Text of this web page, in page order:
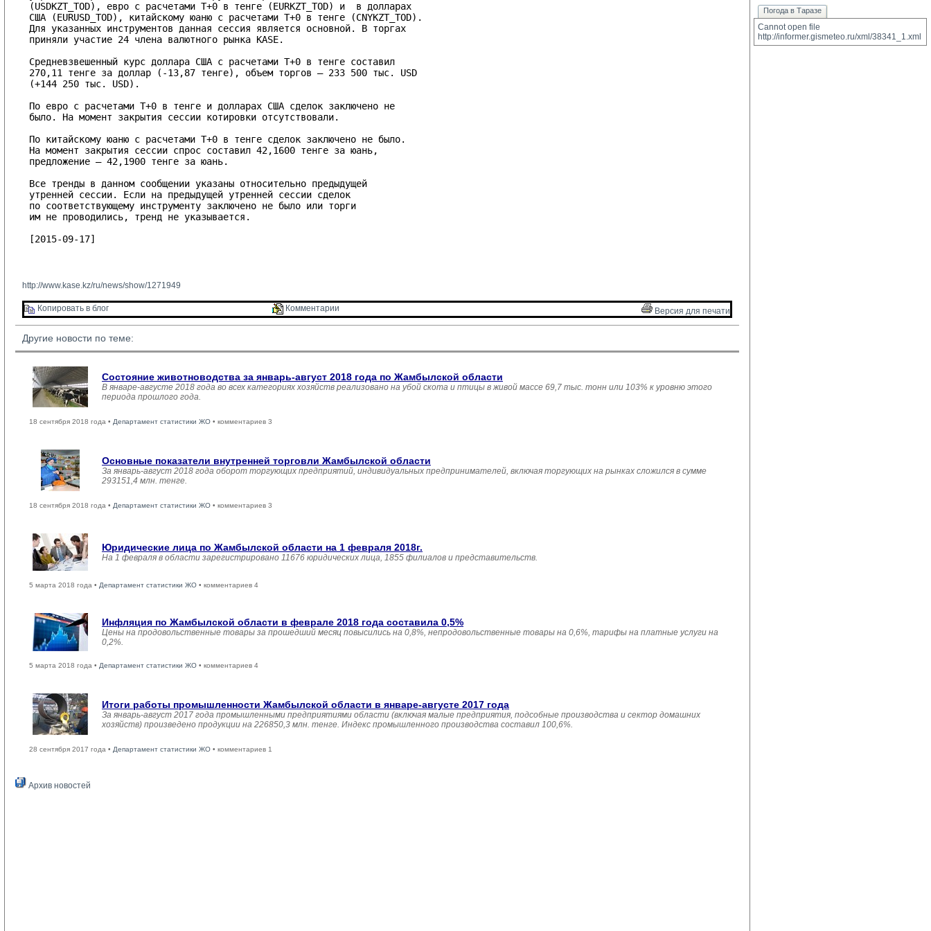
(USDKZT_TOD), евро с расчетами T+0 в тенге (EURKZT_TOD) и  в долларах
США (EURUSD_TOD), китайскому юаню с расчетами T+0 в тенге (CNYKZT_TOD).
Для указанных инструментов данная сессия является основной. В торгах
приняли участие 24 члена валютного рынка KASE.
Средневзвешенный курс доллара США с расчетами T+0 в тенге составил
270,11 тенге за доллар (-13,87 тенге), объем торгов – 233 500 тыс. USD
(+144 250 тыс. USD).
По евро с расчетами T+0 в тенге и долларах США сделок заключено не
было. На момент закрытия сессии котировки отсутствовали.
По китайскому юаню с расчетами T+0 в тенге сделок заключено не было.
На момент закрытия сессии спрос составил 42,1600 тенге за юань,
предложение – 42,1900 тенге за юань.
Все тренды в данном сообщении указаны относительно предыдущей
утренней сессии. Если на предыдущей утренней сессии сделок
по соответствующему инструменту заключено не было или торги
им не проводились, тренд не указывается.
[2015-09-17]
http://www.kase.kz/ru/news/show/1271949
Копировать в блог Комментарии Версия для печати
Другие новости по теме:
Состояние животноводства за январь-август 2018 года по Жамбылской области
В январе-августе 2018 года во всех категориях хозяйств реализовано на убой скота и птицы в живой массе 69,7 тыс. тонн или 103% к уровню этого
периода прошлого года.
18 сентября 2018 года • Департамент статистики ЖО • комментариев 3
Основные показатели внутренней торговли Жамбылской области
За январь-август 2018 года оборот торгующих предприятий, индивидуальных предпринимателей, включая торгующих на рынках сложился в сумме
293151,4 млн. тенге.
18 сентября 2018 года • Департамент статистики ЖО • комментариев 3
Юридические лица по Жамбылской области на 1 февраля 2018г.
На 1 февраля в области зарегистрировано 11676 юридических лица, 1855 филиалов и представительств.
5 марта 2018 года • Департамент статистики ЖО • комментариев 4
Инфляция по Жамбылской области в феврале 2018 года составила 0,5%
Цены на продовольственные товары за прошедший месяц повысились на 0,8%, непродовольственные товары на 0,6%, тарифы на платные услуги на
0,2%.
5 марта 2018 года • Департамент статистики ЖО • комментариев 4
Итоги работы промышленности Жамбылской области в январе-августе 2017 года
За январь-август 2017 года промышленными предприятиями области (включая малые предприятия, подсобные производства и сектор домашних
хозяйств) произведено продукции на 226850,3 млн. тенге. Индекс промышленного производства составил 100,6%.
28 сентября 2017 года • Департамент статистики ЖО • комментариев 1
Архив новостей
Погода в Таразе
Cannot open file
http://informer.gismeteo.ru/xml/38341_1.xml